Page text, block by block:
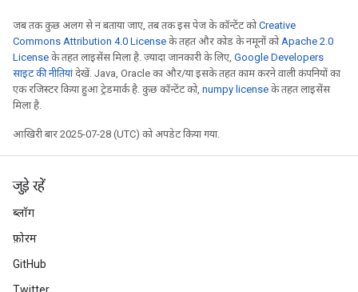
जब तक कुछ अलग से न बताया जाए, तब तक इस पेज के कॉन्टेंट कोCreative
Commons Attribution 4.0 License के तहत और कोड के नमूनों कोApache 2.0
License के तहत लाइसेंस मिला है. ज़्यादा जानकारी के लिए, Google Developers
साइट की नीतियांदेखें. Java, Oracle का और/या इसके तहत काम करने वाली कंपनियों का
एक रजिस्टर किया हुआ ट्रेडमार्क है. कुछ कॉन्टेंट को, numpy license के तहत लाइसेंस
मिला है.
आखिरी बार 2025-07-28 (UTC) को अपडेट किया गया.
जुड़े रहें
ब्लॉग
फ़ोरम
GitHub